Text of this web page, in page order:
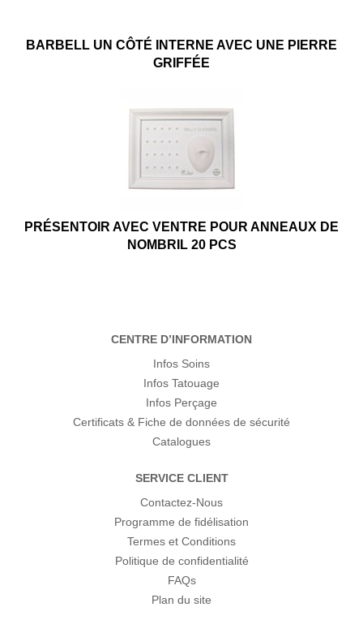
BARBELL UN CÔTÉ INTERNE AVEC UNE PIERRE
GRIFFÉE
PRÉSENTOIR AVEC VENTRE POUR ANNEAUX DE
NOMBRIL 20 PCS
CENTRE D’INFORMATION
Infos Soins
Infos Tatouage
Infos Perçage
Certificats & Fiche de données de sécurité
Catalogues
SERVICE CLIENT
Contactez-Nous
Programme de fidélisation
Termes et Conditions
Politique de confidentialité
FAQs
Plan du site